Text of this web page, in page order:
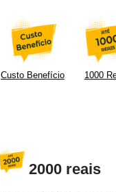
Custo Benefício 1000
2000 reais